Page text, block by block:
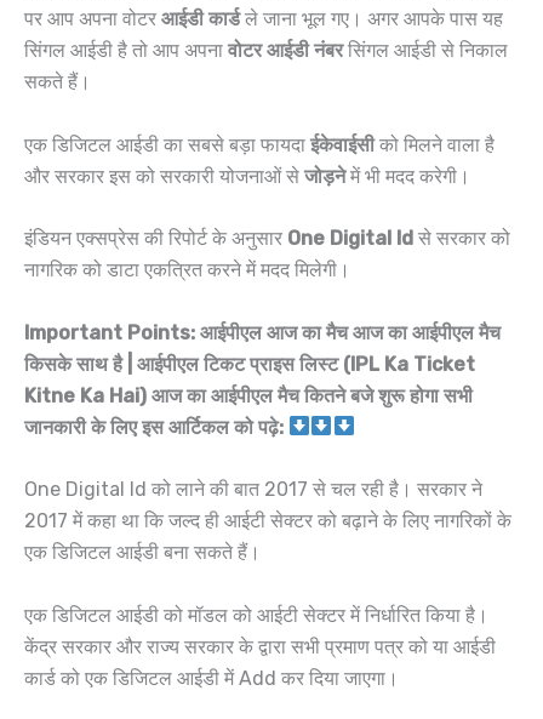
पर आप अपना वोटर आईडी कार्डले जाना भूल गए। अगर आपके पास यह
सिंगल आईडी है तो आप अपना वोटर आईडी नंबरसिंगल आईडी से निकाल
सकते हैं।
एक डिजिटल आईडी का सबसे बड़ा फायदा ईकेवाईसीको मिलने वाला है
और सरकार इस को सरकारी योजनाओं से जोड़नेमें भी मदद करेगी।
इंडियन एक्सप्रेस की रिपोर्ट के अनुसार One Digital Id से सरकार को
नागरिक को डाटा एकत्रित करने में मदद मिलेगी।
Important Points: आईपीएल आज का मैच आज का आईपीएल मैच
किसके साथ है | आईपीएल टिकट प्राइस लिस्ट (IPL Ka Ticket
Kitne Ka Hai) आज का आईपीएल मैच कितने बजे शुरू होगा सभी
जानकारी के लिए इस आर्टिकल को पढ़े:
One Digital Id को लाने की बात 2017 से चल रही है। सरकार ने
2017 में कहा था कि जल्द ही आईटी सेक्टर को बढ़ाने के लिए नागरिकों के
एक डिजिटल आईडी बना सकते हैं।
एक डिजिटल आईडी को मॉडल को आईटी सेक्टर में निर्धारित किया है।
केंद्र सरकार और राज्य सरकार के द्वारा सभी प्रमाण पत्र को या आईडी
कार्ड को एक डिजिटल आईडी में Add कर दिया जाएगा।